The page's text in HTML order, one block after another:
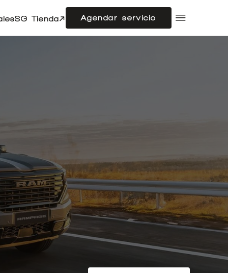
SG Tienda Agendar servicio
tu auto